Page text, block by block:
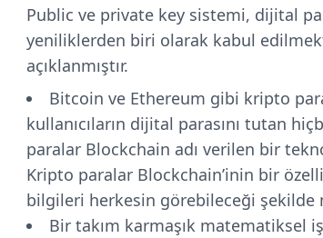
Public ve private key sistemi, dijital
yeniliklerden biri olarak kabul
açıklanmıştır.
Bitcoin ve Ethereum gibi kripto
kullanıcıların dijital parasını tutan
paralar Blockchain adı verilen bir
Kripto paralar Blockchain’inin bir
bilgileri herkesin görebileceği şekilde
Bir takım karmaşık matematiksel